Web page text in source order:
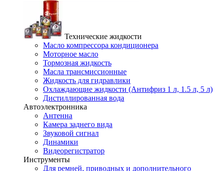
Технические жидкости
Масло компрессора кондиционера
Моторное масло
Тормозная жидкость
Масла трансмиссионные
Жидкость для гидравлики
Охлаждающие жидкости (Антифриз 1 л, 1.5 л, 5 л)
Дистиллированная вода
Автоэлектронника
Антенна
Камера заднего вида
Звуковой сигнал
Динамики
Видеорегистратор
Инструменты
Для ремней, приводных и дополнительного